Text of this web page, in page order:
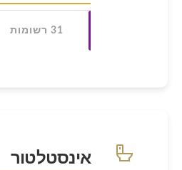
31 רשומות
אינסטלטור